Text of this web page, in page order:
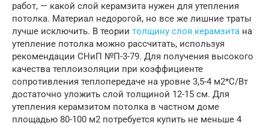
работ, — какой слой керамзита нужен для утепления
потолка. Материал недорогой, но все же лишние траты
лучше исключить. В теории толщину слоя керамзита на
утепление потолка можно рассчитать, используя
рекомендации СНиП №П-3-79. Для получения высокого
качества теплоизоляции при коэффициенте
сопротивления теплопередаче на уровне 3,5-4 м2*С/Вт
достаточно уложить слой толщиной 12-15 см. Для
утепления керамзитом потолка в частном доме
площадью 80-100 м2 потребуется купить не меньше 4